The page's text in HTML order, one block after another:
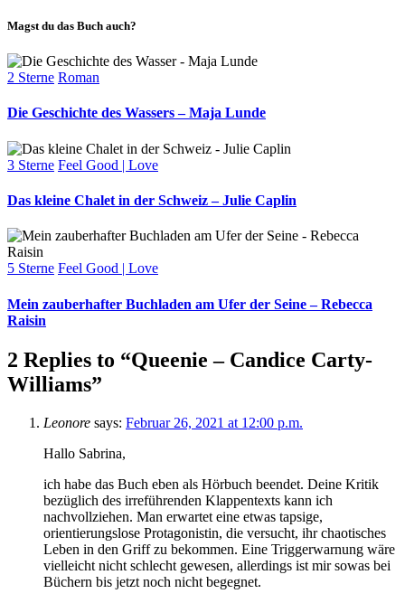
Magst du das Buch auch?
Categories
2 Sterne Roman
Die Geschichte des Wassers – Maja Lunde
Categories
3 Sterne Feel Good | Love
Das kleine Chalet in der Schweiz – Julie Caplin
Categories
5 Sterne Feel Good | Love
Mein zauberhafter Buchladen am Ufer der Seine – Rebecca
Raisin
2 Replies to “Queenie – Candice Carty-
Williams”
Leonore says: Februar 26, 2021 at 12:00 p.m.
Hallo Sabrina,
ich habe das Buch eben als Hörbuch beendet. Deine Kritik
bezüglich des irreführenden Klappentexts kann ich
nachvollziehen. Man erwartet eine etwas tapsige,
orientierungslose Protagonistin, die versucht, ihr chaotisches
Leben in den Griff zu bekommen. Eine Triggerwarnung wäre
vielleicht nicht schlecht gewesen, allerdings ist mir sowas bei
Büchern bis jetzt noch nicht begegnet.